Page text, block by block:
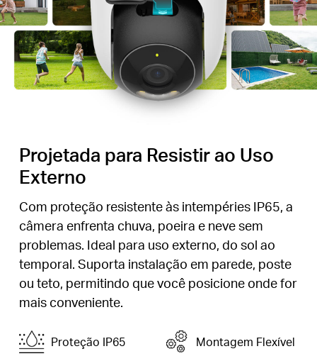
Projetada para Resistir ao Uso
Externo
Com proteção resistente às intempéries IP65, a
câmera enfrenta chuva, poeira e neve sem
problemas. Ideal para uso externo, do sol ao
temporal. Suporta instalação em parede, poste
ou teto, permitindo que você posicione onde for
mais conveniente.
Proteção IP65 Montagem Flexível